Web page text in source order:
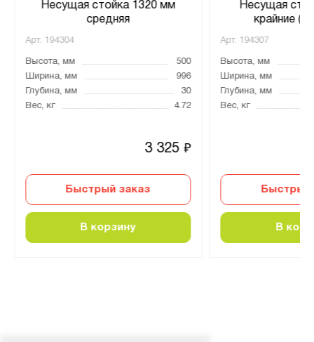
Несущая стойка 1320 мм
средняя
Арт. 194304
Высота, мм
500
Ширина, мм
996
Глубина, мм
30
Вес, кг
4.72
3 325₽
Быстрый заказ
В корзину
Несущая
крайние
Арт. 194307
Высота, мм
Ширина, мм
Глубина, мм
Вес, кг
Быстрый
В